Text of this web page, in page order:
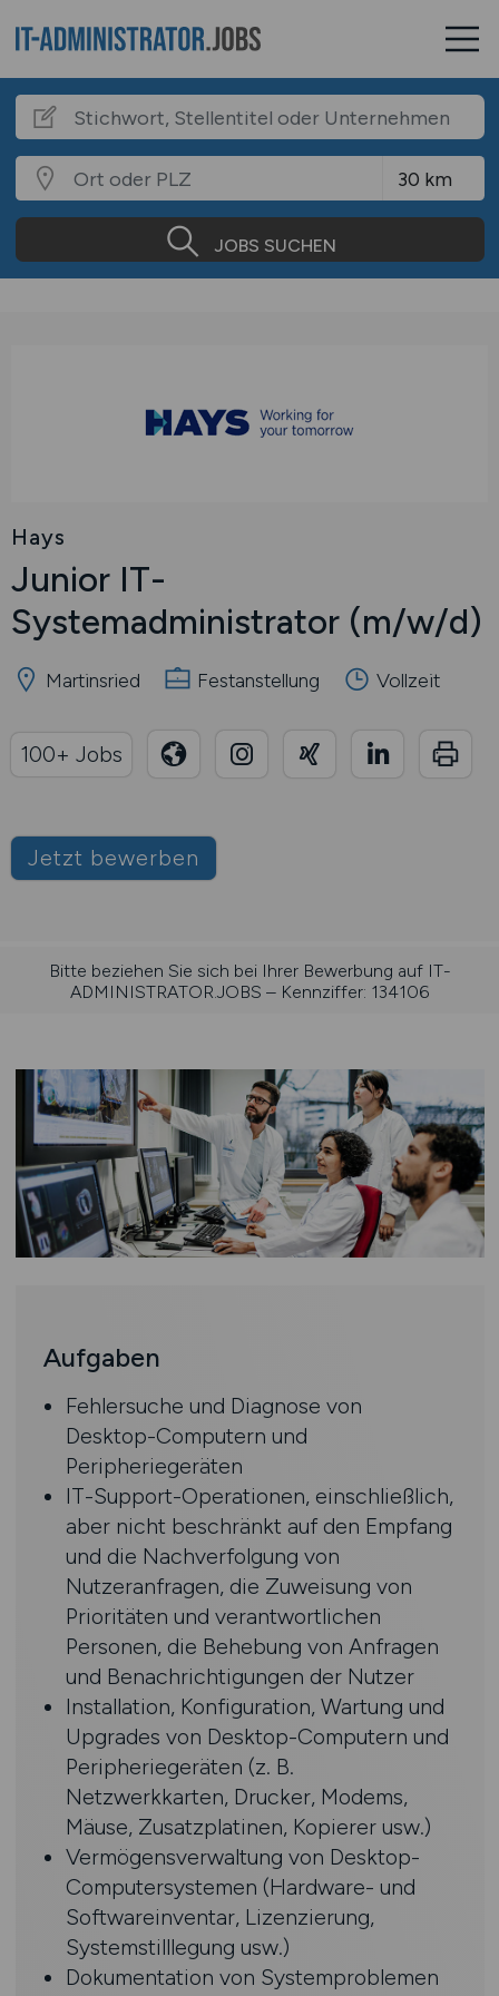
JOBS SUCHEN
Hays
Junior IT-
Systemadministrator (m/w/d)
Martinsried Festanstellung Vollzeit
Jetzt bewerben
100+ Jobs
Bitte beziehen Sie sich bei Ihrer Bewerbung auf IT-
ADMINISTRATOR.JOBS – Kennziffer: 134106
Aufgaben
Fehlersuche und Diagnose von
Desktop-Computern und
Peripheriegeräten
IT-Support-Operationen, einschließlich,
aber nicht beschränkt auf den Empfang
und die Nachverfolgung von
Nutzeranfragen, die Zuweisung von
Prioritäten und verantwortlichen
Personen, die Behebung von Anfragen
und Benachrichtigungen der Nutzer
Installation, Konfiguration, Wartung und
Upgrades von Desktop-Computern und
Peripheriegeräten (z. B.
Netzwerkkarten, Drucker, Modems,
Mäuse, Zusatzplatinen, Kopierer usw.)
Vermögensverwaltung von Desktop-
Computersystemen (Hardware- und
Softwareinventar, Lizenzierung,
Systemstilllegung usw.)
Dokumentation von Systemproblemen